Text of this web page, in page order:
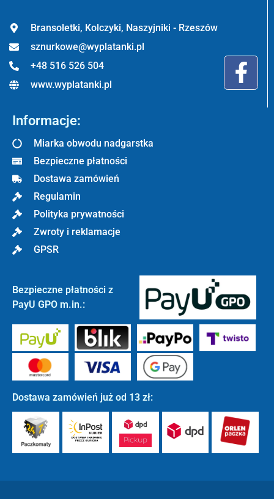
Bransoletki, Kolczyki, Naszyjniki - Rzeszów
sznurkowe@wyplatanki.pl
+48 516 526 504
www.wyplatanki.pl
Informacje:
Miarka obwodu nadgarstka
Bezpieczne płatności
Dostawa zamówień
Regulamin
Polityka prywatności
Zwroty i reklamacje
GPSR
Bezpieczne płatności z
PayU GPO m.in.:
Dostawa zamówień już od 13 zł: